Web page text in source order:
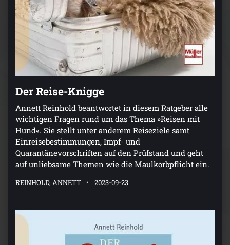
Der Reise-Knigge
Annett Reinhold beantwortet in diesem Ratgeber alle
wichtigen Fragen rund um das Thema »Reisen mit
Hund«. Sie stellt unter anderem Reiseziele samt
Einreisebestimmungen, Impf- und
Quarantänevorschriften auf den Prüfstand und geht
auf unliebsame Themen wie die Maulkorbpflicht ein.
REINHOLD, ANNETT 2023-09-23